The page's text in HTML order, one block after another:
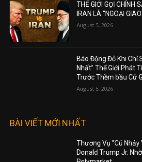
THẾ GIỚI GỌI CHÍNH
IRAN LÀ “NGOẠI
August 5, 2026
Báo Động Đỏ Khi Chỉ
Nhất” Thế Giới Phát
Trước Thềm bầu Cử
August 5, 2026
BÀI VIẾT MỚI NHẤT
Thương Vụ “Cú Nhảy
Donald Trump Jr.